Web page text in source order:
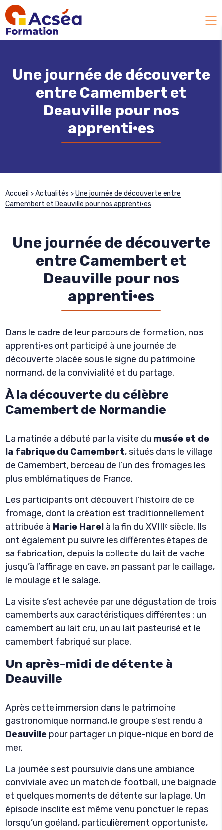
Une journée de découverte
entre Camembert et
Deauville pour nos
apprenti·es
Accueil >Actualités >Une journée de découverte entre
Camembert et Deauville pour nos apprenti·es
Une journée de découverte
entre Camembert et
Deauville pour nos
apprenti·es
Dans le cadre de leur parcours de formation, nos
apprenti·es ont participé à une journée de
découverte placée sous le signe du patrimoine
normand, de la convivialité et du partage.
À la découverte du célèbre
Camembert de Normandie
La matinée a débuté par la visite du musée et de
la fabrique du Camembert, situés dans le village
de Camembert, berceau de l’un des fromages les
plus emblématiques de France.
Les participants ont découvert l’histoire de ce
fromage, dont la création est traditionnellement
attribuée à Marie Harel à la fin du XVIIIᵉ siècle. Ils
ont également pu suivre les différentes étapes de
sa fabrication, depuis la collecte du lait de vache
jusqu’à l’affinage en cave, en passant par le caillage,
le moulage et le salage.
La visite s’est achevée par une dégustation de trois
camemberts aux caractéristiques différentes : un
camembert au lait cru, un au lait pasteurisé et le
camembert fabriqué sur place.
Un après-midi de détente à
Deauville
Après cette immersion dans le patrimoine
gastronomique normand, le groupe s’est rendu à
Deauville pour partager un pique-nique en bord de
mer.
La journée s’est poursuivie dans une ambiance
conviviale avec un match de football, une baignade
et quelques moments de détente sur la plage. Un
épisode insolite est même venu ponctuer le repas
lorsqu’un goéland, particulièrement opportuniste,